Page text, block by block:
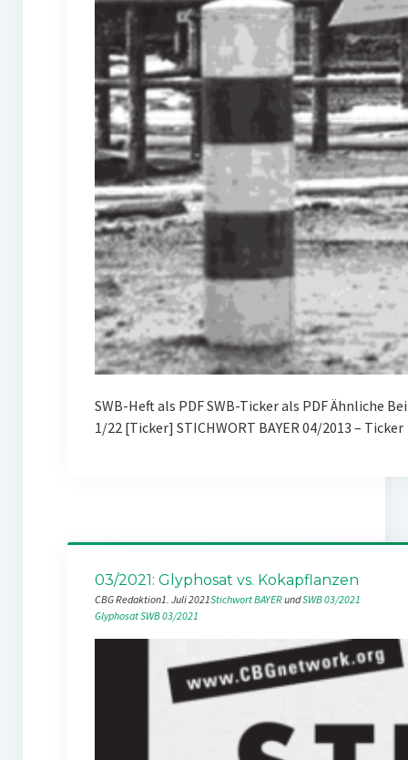
SWB-Heft als PDF SWB-Ticker als PDF Ähnliche
1/22 [Ticker] STICHWORT BAYER 04/2013 – Ticker
03/2021: Glyphosat vs. Kokapflanzen
CBG Redaktion1. Juli 2021Stichwort BAYER und SWB 03/2021
GlyphosatSWB 03/2021